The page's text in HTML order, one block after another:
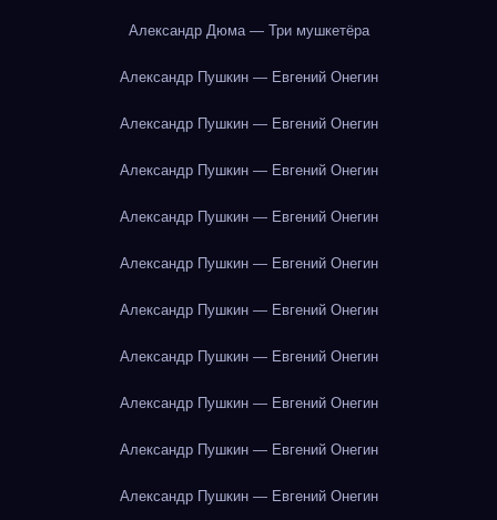
Александр Дюма — Три мушкетёра
Александр Пушкин — Евгений Онегин
Александр Пушкин — Евгений Онегин
Александр Пушкин — Евгений Онегин
Александр Пушкин — Евгений Онегин
Александр Пушкин — Евгений Онегин
Александр Пушкин — Евгений Онегин
Александр Пушкин — Евгений Онегин
Александр Пушкин — Евгений Онегин
Александр Пушкин — Евгений Онегин
Александр Пушкин — Евгений Онегин